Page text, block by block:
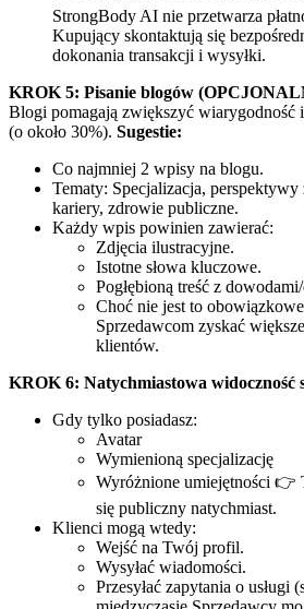
StrongBody AI nie przetwarza
Kupujący skontaktują się
dokonania transakcji i wysyłki.
KROK 5: Pisanie blogów
Blogi pomagają zwiększyć wiarygodność
(o około 30%). Sugestie:
Co najmniej 2 wpisy na blogu.
Tematy: Specjalizacja, perspektywy
kariery, zdrowie publiczne.
Każdy wpis powinien zawierać:
Zdjęcia ilustracyjne.
Istotne słowa kluczowe.
Pogłębioną treść z
Choć nie jest to
Sprzedawcom zyskać
klientów.
KROK 6: Natychmiastowa widoczność
Gdy tylko posiadasz:
Avatar
Wymienioną specjalizację
Wyróżnione umiejętności 👉
się publiczny natychmiast.
Klienci mogą wtedy:
Wejść na Twój profil.
Wysyłać wiadomości.
Przesyłać zapytania o usługi